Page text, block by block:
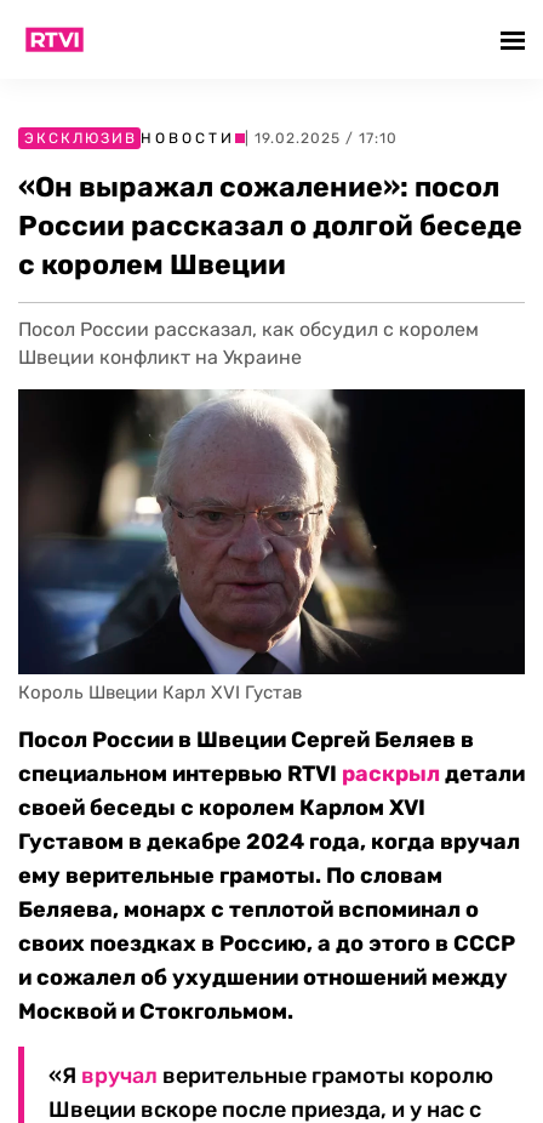
ЭКСКЛЮЗИВ НОВОСТИ | 19.02.2025 / 17:10
«Он выражал сожаление»: посол
России рассказал о долгой беседе
с королем Швеции
Посол России рассказал, как обсудил с королем
Швеции конфликт на Украине
Король Швеции Карл XVI Густав
Посол России в Швеции Сергей Беляев в
специальном интервью RTVI раскрылдетали
своей беседы с королем Карлом XVI
Густавом в декабре 2024 года, когда вручал
ему верительные грамоты. По словам
Беляева, монарх с теплотой вспоминал о
своих поездках в Россию, а до этого в СССР
и сожалел об ухудшении отношений между
Москвой и Стокгольмом.
«Я вручал верительные грамоты королю
Швеции вскоре после приезда, и у нас с